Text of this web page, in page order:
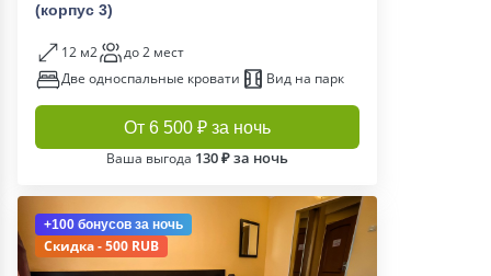
(корпус 3)
12 м2
до 2 мест
Две односпальные кровати
Вид на парк
От 6 500 ₽ за ночь
Ваша выгода 130 ₽ за ночь
+100 бонусов за ночь
Скидка - 500 RUB